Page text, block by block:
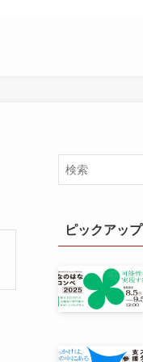
ピックアップ